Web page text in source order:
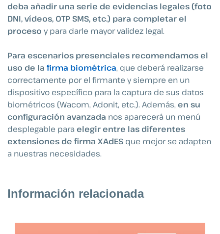
deba añadir una serie de evidencias legales (foto
DNI, vídeos, OTP SMS, etc.) para completar el
proceso y para darle mayor validez legal.
Para escenarios presenciales recomendamos el
uso de la firma biométrica, que deberá realizarse
correctamente por el firmante y siempre en un
dispositivo específico para la captura de sus datos
biométricos (Wacom, Adonit, etc.). Además, en su
configuración avanzada nos aparecerá un menú
desplegable para elegir entre las diferentes
extensiones de firma XAdES que mejor se adapten
a nuestras necesidades.
Información relacionada